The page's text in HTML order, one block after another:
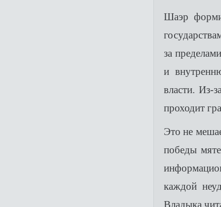
Шаэр
за
и
власти. Из-
проходит
Это не
победы
каждой